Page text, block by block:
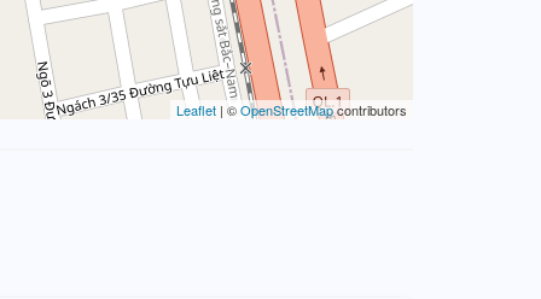
Leaflet | ©OpenStreetMapcontributors